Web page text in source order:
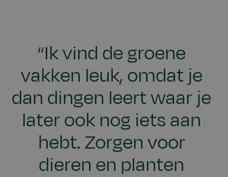
“Ik vind de groene
vakken leuk, omdat je
dan dingen leert waar je
later ook nog iets aan
hebt. Zorgen voor
dieren en planten